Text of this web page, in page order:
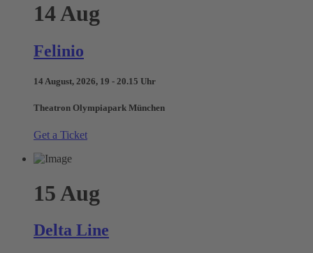
14Aug
Felinio
14 August, 2026, 19 - 20.15 Uhr
Theatron Olympiapark München
Get a Ticket
15 Aug
Delta Line